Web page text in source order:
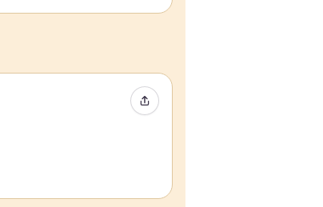
イベントをシェア